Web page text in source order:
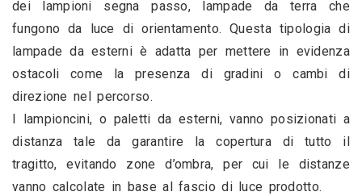
dei lampioni segna passo, lampade da terra che
fungono da luce di orientamento. Questa tipologia di
lampade da esterni è adatta per mettere in evidenza
ostacoli come la presenza di gradini o cambi di
direzione nel percorso.
I lampioncini, o paletti da esterni, vanno posizionati a
distanza tale da garantire la copertura di tutto il
tragitto, evitando zone d’ombra, per cui le distanze
vanno calcolate in base al fascio di luce prodotto.